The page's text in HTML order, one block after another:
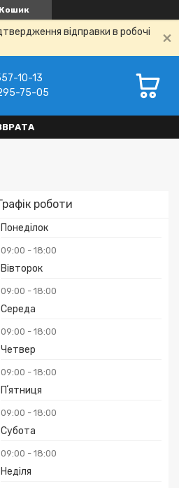
Кошик
відправки в робочі
10-13
75-05
роботи
Понеділок
09:00 18:00
Вівторок
09:00 18:00
Середа
09:00 18:00
Четвер
09:00 18:00
Пʼятниця
09:00 18:00
Субота
09:00 18:00
Неділя